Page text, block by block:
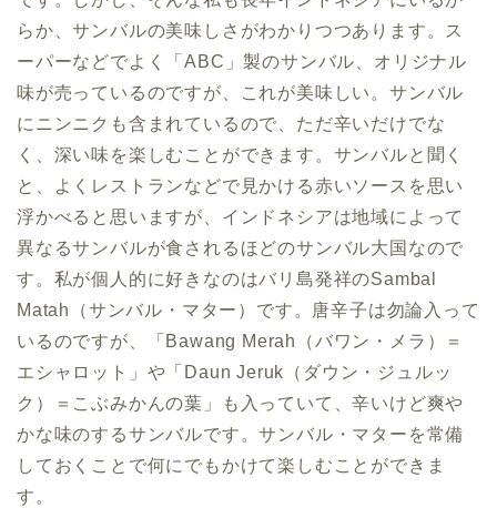
らか、サンバルの美味しさがわかりつつあります。ス
ーパーなどでよく「ABC」製のサンバル、オリジナル
味が売っているのですが、これが美味しい。サンバル
にニンニクも含まれているので、ただ辛いだけでな
く、深い味を楽しむことができます。サンバルと聞く
と、よくレストランなどで見かける赤いソースを思い
浮かべると思いますが、インドネシアは地域によって
異なるサンバルが食されるほどのサンバル大国なので
す。私が個人的に好きなのはバリ島発祥のSambal
Matah（サンバル・マター）です。唐辛子は勿論入って
いるのですが、「Bawang Merah（バワン・メラ）＝
エシャロット」や「Daun Jeruk（ダウン・ジュルッ
ク）＝こぶみかんの葉」も入っていて、辛いけど爽や
かな味のするサンバルです。サンバル・マターを常備
しておくことで何にでもかけて楽しむことができま
す。